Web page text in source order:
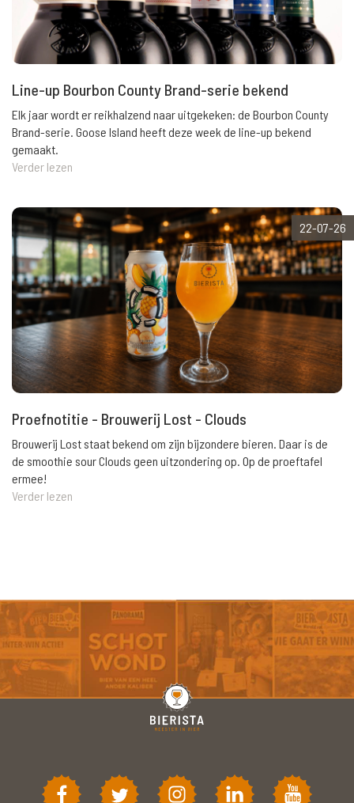
Line-up Bourbon County Brand-serie bekend
Elk jaar wordt er reikhalzend naar uitgekeken: de Bourbon County
Brand-serie. Goose Island heeft deze week de line-up bekend
gemaakt.
Verder lezen
22-07-26
Proefnotitie - Brouwerij Lost - Clouds
Brouwerij Lost staat bekend om zijn bijzondere bieren. Daar is de
de smoothie sour Clouds geen uitzondering op. Op de proeftafel
ermee!
Verder lezen